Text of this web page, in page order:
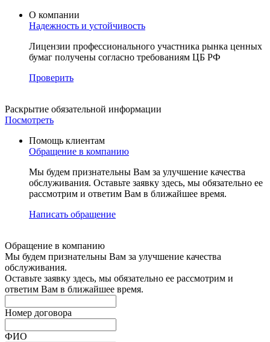
О компании
Надежность и устойчивость
Лицензии профессионального участника рынка ценных
бумаг получены согласно требованиям ЦБ РФ
Проверить
Раскрытие обязательной информации
Посмотреть
Помощь клиентам
Обращение в компанию
Мы будем признательны Вам за улучшение качества
обслуживания. Оставьте заявку здесь, мы обязательно ее
рассмотрим и ответим Вам в ближайшее время.
Написать обращение
Обращение в компанию
Мы будем признательны Вам за улучшение качества
обслуживания.
Оставьте заявку здесь, мы обязательно ее рассмотрим и
ответим Вам в ближайшее время.
Номер договора
ФИО